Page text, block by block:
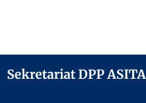
Sekretariat DPP ASITA